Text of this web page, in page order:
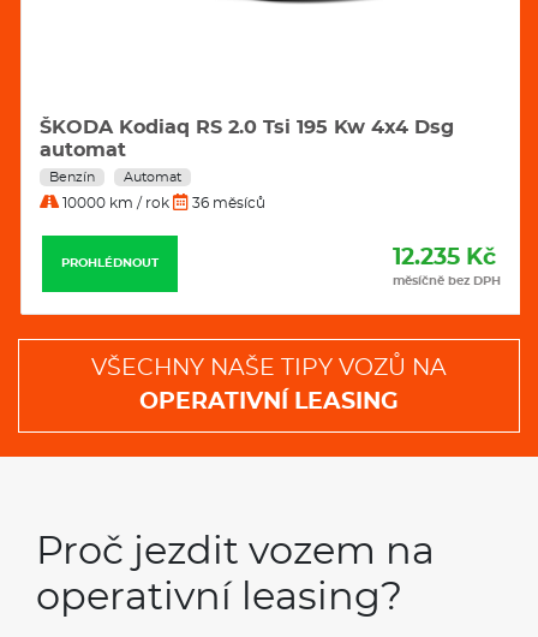
ŠKODA Kodiaq RS 2.0 Tsi 195 Kw 4x4 Dsg
automat
Benzín Automat
10000 km / rok 36 měsíců
PROHLÉDNOUT 12.235 Kč
měsíčně bez DPH
VŠECHNY NAŠE TIPY VOZŮ NA
OPERATIVNÍ LEASING
Proč jezdit vozem na
operativní leasing?